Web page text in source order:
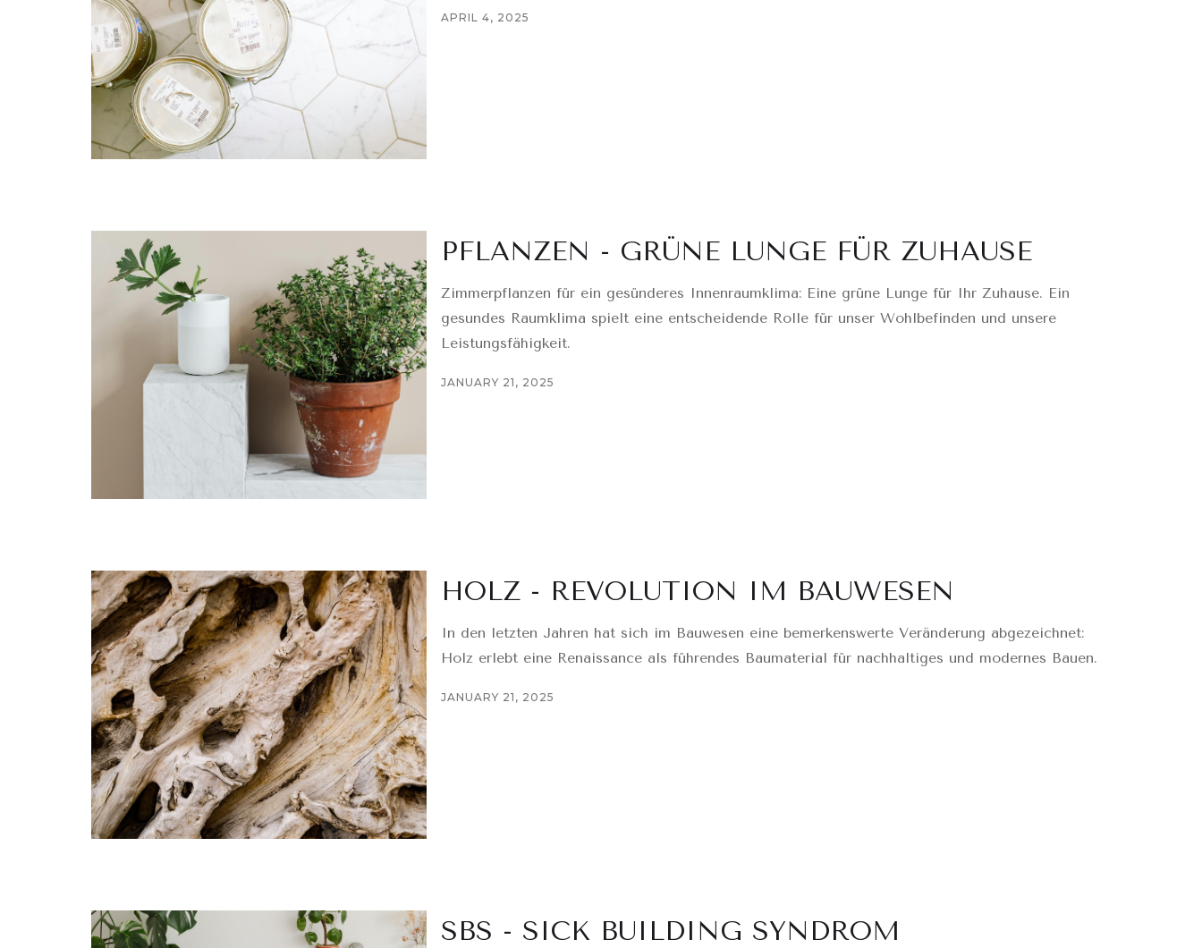
APRIL 4, 2025
PFLANZEN - GRÜNE LUNGE FÜR ZUHAUSE
Zimmerpflanzen für ein gesünderes Innenraumklima: Eine grüne Lunge für Ihr Zuhause. Ein
gesundes Raumklima spielt eine entscheidende Rolle für unser Wohlbefinden und unsere
Leistungsfähigkeit.
JANUARY 21, 2025
HOLZ - REVOLUTION IM BAUWESEN
In den letzten Jahren hat sich im Bauwesen eine bemerkenswerte Veränderung abgezeichnet:
Holz erlebt eine Renaissance als führendes Baumaterial für nachhaltiges und modernes Bauen.
JANUARY 21, 2025
SBS - SICK BUILDING SYNDROM